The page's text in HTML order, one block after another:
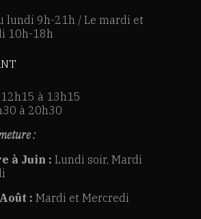
lundi 9h-21h / Le mardi et
10h-18h
à 13h15
à 20h30
:
à Juin : Lundi soir, Mardi
: Mardi et Mercredi